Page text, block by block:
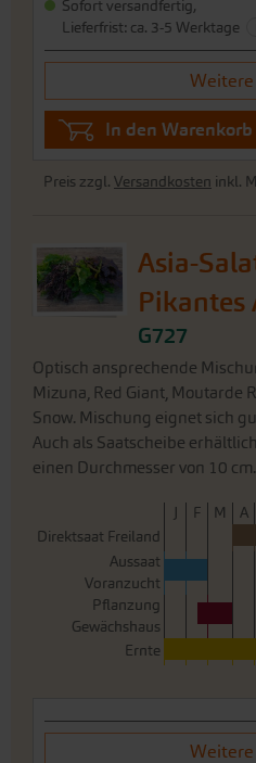
Sofort versandfertig,
Lieferfrist: ca. 3-5 Werktage
In den Warenkorb
Preis zzgl. Versandkosten inkl.
Asia-
Pikantes
G727
Optisch ansprechende
Mizuna, Red Giant, Moutarde
Snow. Mischung eignet sich
Auch als Saatscheibe
einen Durchmesser von 10
J F M A
Direktsaat Freiland
Aussaat
Voranzucht
Pflanzung
Gewächshaus
Ernte